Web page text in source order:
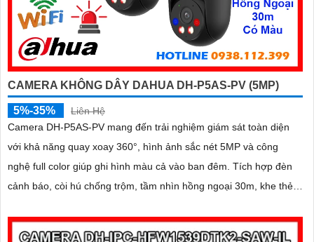
CAMERA KHÔNG DÂY DAHUA DH-P5AS-PV (5MP)
5%-35%
Liên Hệ
Camera DH-P5AS-PV mang đến trải nghiệm giám sát toàn diện
với khả năng quay xoay 360°, hình ảnh sắc nét 5MP và công
nghệ full color giúp ghi hình màu cả vào ban đêm. Tích hợp đèn
cảnh báo, còi hú chống trộm, tầm nhìn hồng ngoại 30m, khe thẻ
ổn định trong mọi điều kiện